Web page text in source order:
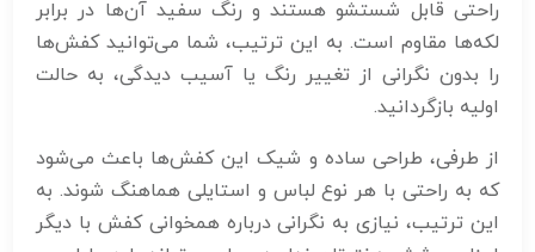
راحتی قابل شستشو هستند و رنگ سفید آن‌ها در برابر
لکه‌ها مقاوم است. به این ترتیب، شما می‌توانید کفش‌ها
را بدون نگرانی از تغییر رنگ یا آسیب دیدگی، به حالت
اولیه بازگردانید.
از طرفی، طراحی ساده و شیک این کفش‌ها باعث می‌شود
که به راحتی با هر نوع لباس و استایلی هماهنگ شوند. به
این ترتیب، نیازی به نگرانی درباره همخوانی کفش با دیگر